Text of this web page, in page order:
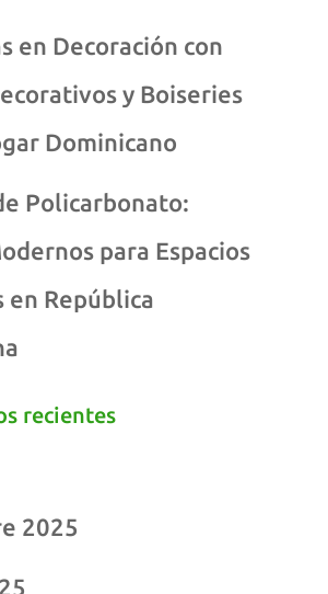
en Decoración con
y Boiseries
Dominicano
Policarbonato:
para Espacios
en República
recientes
2025